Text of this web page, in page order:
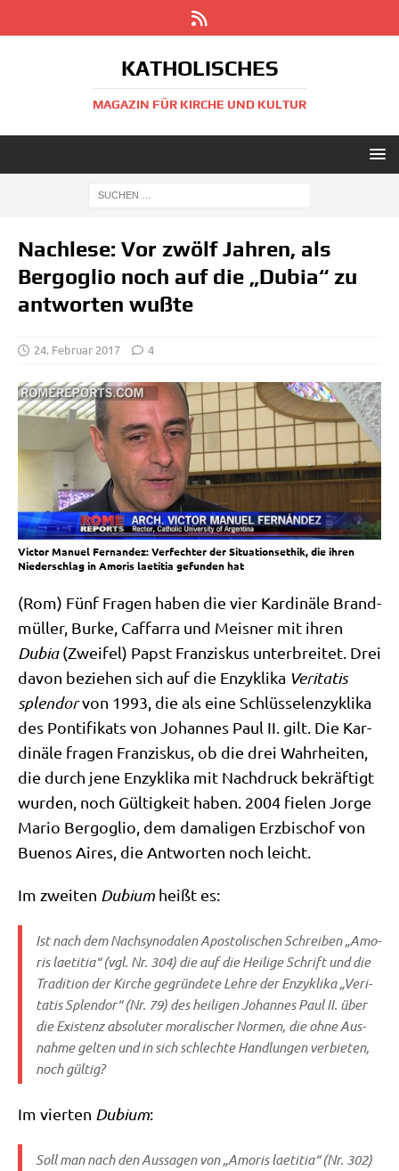
KATHOLISCHES
MAGAZIN FÜR KIRCHE UND KULTUR
Nachlese: Vor zwölf Jahren, als
Bergoglio noch auf die „Dubia“ zu
antworten wußte
24. Februar 2017 4
Victor Manuel Fernandez: Verfechter der Situationsethik, die ihren
Niederschlag in Amoris laetitia gefunden hat
(Rom) Fünf Fra­gen haben die vier Kar­di­nä­le Brand­
mül­ler, Bur­ke, Caf­farra und Meis­ner mit ihren
Dubia(Zwei­fel) Papst Fran­zis­kus unter­brei­tet. Drei
davon bezie­hen sich auf die Enzy­kli­ka Veri­ta­tis
sple­ndorvon 1993, die als eine Schlüs­sel­en­zy­kli­ka
des Pon­ti­fi­kats von Johan­nes Paul II. gilt. Die Kar­
di­nä­le fra­gen Fran­zis­kus, ob die drei Wahr­hei­ten,
die durch jene Enzy­kli­ka mit Nach­druck bekräf­tigt
wur­den, noch Gül­tig­keit haben. 2004 fie­len Jor­ge
Mario Berg­o­glio, dem dama­li­gen Erz­bi­schof von
Bue­nos Aires, die Ant­wor­ten noch leicht.
Im zwei­ten Dubi­um heißt es:
Ist nach dem Nach­syn­oda­len Apo­sto­li­schen Schrei­ben „Amo­
ris lae­ti­tia“ (vgl. Nr. 304) die auf die Hei­li­ge Schrift und die
Tra­di­ti­on der Kir­che gegrün­de­te Leh­re der Enzy­kli­ka „Veri­
ta­tis Sple­ndor“ (Nr. 79) des hei­li­gen Johan­nes Paul II. über
die Exi­stenz abso­lu­ter mora­li­scher Nor­men, die ohne Aus­
nah­me gel­ten und in sich schlech­te Hand­lun­gen ver­bie­ten,
noch gültig?
Im vier­ten Dubi­um:
Soll man nach den Aus­sa­gen von „Amo­ris lae­ti­tia“ (Nr. 302)